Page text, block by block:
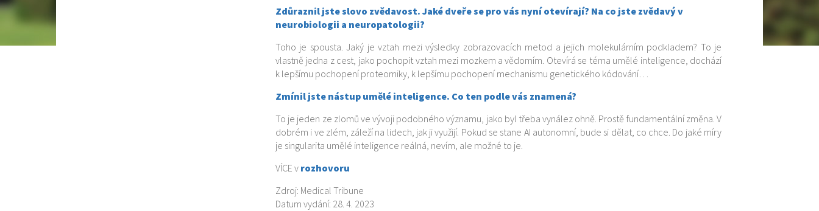
Zdůraznil jste slovo zvědavost. Jaké dveře se pro vás nyní otevírají? Na co jste zvědavý v
neurobiologii a neuropatologii?
Toho je spousta. Jaký je vztah mezi výsledky zobrazovacích metod a jejich molekulárním podkladem? To je
vlastně jedna z cest, jako pochopit vztah mezi mozkem a vědomím. Otevírá se téma umělé inteligence, dochází
k lepšímu pochopení proteomiky, k lepšímu pochopení mechanismu genetického kódování…
Zmínil jste nástup umělé inteligence. Co ten podle vás znamená?
To je jeden ze zlomů ve vývoji podobného významu, jako byl třeba vynález ohně. Prostě fundamentální změna. V
dobrém i ve zlém, záleží na lidech, jak ji využijí. Pokud se stane AI autonomní, bude si dělat, co chce. Do jaké míry
je singularita umělé inteligence reálná, nevím, ale možné to je.
VÍCE v rozhovoru
Zdroj: Medical Tribune
Datum vydání: 28. 4. 2023